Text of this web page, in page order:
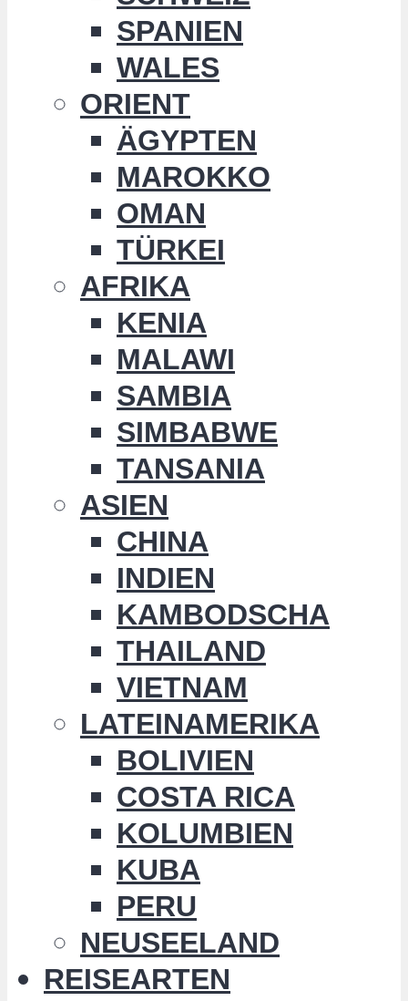
SPANIEN
WALES
ORIENT
ÄGYPTEN
MAROKKO
OMAN
TÜRKEI
AFRIKA
KENIA
MALAWI
SAMBIA
SIMBABWE
TANSANIA
ASIEN
CHINA
INDIEN
KAMBODSCHA
THAILAND
VIETNAM
LATEINAMERIKA
BOLIVIEN
COSTA RICA
KOLUMBIEN
KUBA
PERU
NEUSEELAND
REISEARTEN